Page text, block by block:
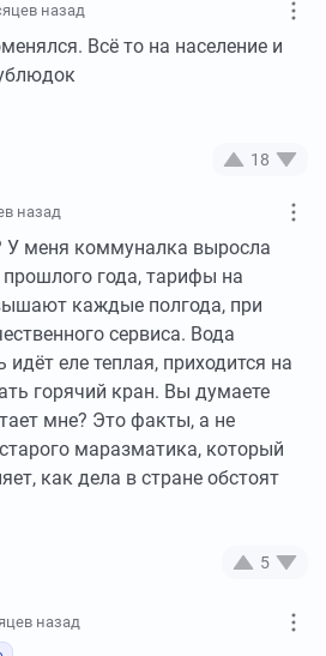
назад
Всё то на население и
18
назад
У меня коммуналка выросла
прошлого года, тарифы на
каждые полгода, при
сервиса. Вода
идёт еле теплая, приходится на
горячий кран. Вы думаете
мне? Это факты, а не
маразматика, который
как дела в стране обстоят
5
назад